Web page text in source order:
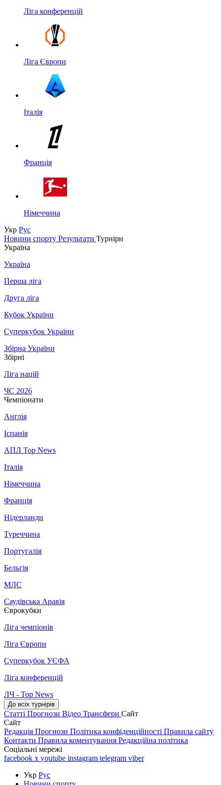
Ліга конференцій
Ліга Європи
Італія
Франція
Німеччина
Укр Рус
Новини спорту Результати Турніри
Україна
Україна
Перша ліга
Друга ліга
Кубок України
Суперкубок України
Збірна України
Збірні
Ліга націй
ЧС 2026
Чемпіонати
Англія
Іспанія
АПЛ Top News
Італія
Німеччина
Франція
Нідерланди
Туреччина
Португалія
Бельгія
МЛС
Саудівська Аравія
Єврокубки
Ліга чемпіонів
Ліга Європи
Суперкубок УЄФА
Ліга конференцій
ЛЧ - Top News
До всіх турнірів
Статті Прогнози Відео Трансфери Сайт
Сайт
Редакція Прогнози Політика конфіденційності Правила сайту
Контакти Правила коментування Редакційна політика
Соціальні мережі
facebook x youtube instagram telegram viber
Укр Рус